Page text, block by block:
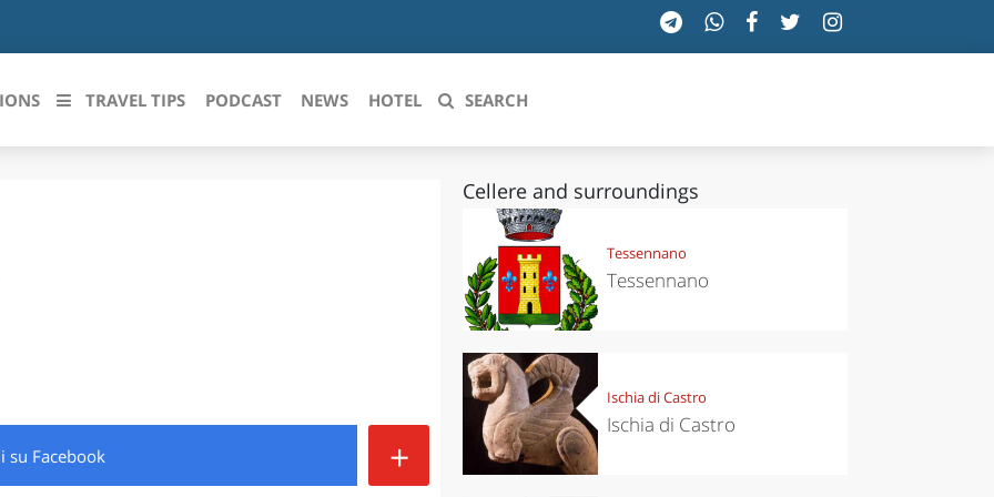
ROMAGNA PIEMONTE
TOSCANA
TRENTINO-ALTO ADIGE
UMBRIA
VALLE D'AOSTA
VENETO
TRAVEL TIPS PODCAST NEWS HOTEL SEARCH
su Facebook +
Cellere and surroundings
Tessennano
Tessennano
Ischia di Castro
Ischia di Castro